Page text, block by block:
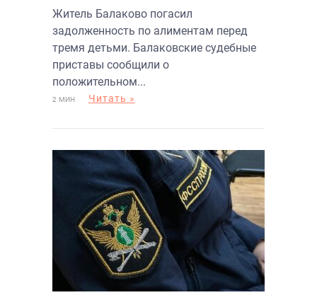
детьми
Житель Балаково погасил
задолженность по алиментам перед
тремя детьми. Балаковские судебные
приставы сообщили о
положительном...
2 МИН Читать »